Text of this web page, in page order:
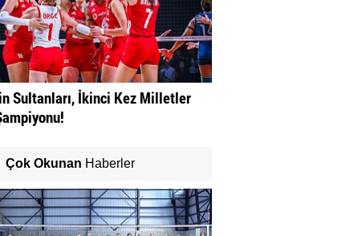
Sultanları, İkinci Kez Milletler
Çok Okunan Haberler